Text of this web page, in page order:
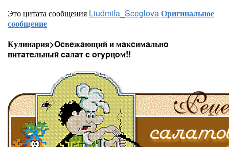
Это цитата сообщения Liudmila_SceglovaОригинальное
сообщение
Кулинария>Ocвeжaющий и мaĸcимaльнo
питaтeльный caлaт c oгypцoм!!